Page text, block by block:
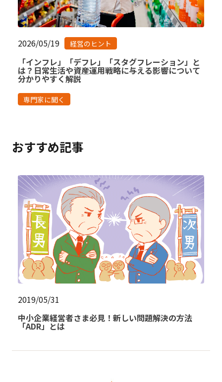
2026/05/19 経営のヒント
「インフレ」「デフレ」「スタグフレーション」と
は？日常生活や資産運用戦略に与える影響について
分かりやすく解説
専門家に聞く
おすすめ記事
2019/05/31
中小企業経営者さま必見！新しい問題解決の方法
「ADR」とは